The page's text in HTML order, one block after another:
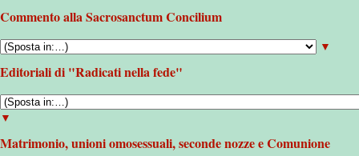
Commento alla Sacrosanctum Concilium
▼
Editoriali di "Radicati nella fede"
▼
Matrimonio, unioni omosessuali, seconde nozze e Comunione